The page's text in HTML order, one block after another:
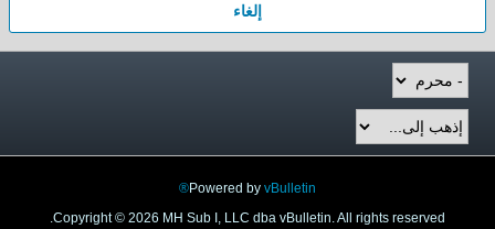
إلغاء
Powered byvBulletin®
Copyright © 2026 MH Sub I, LLC dba vBulletin. All rights reserved.